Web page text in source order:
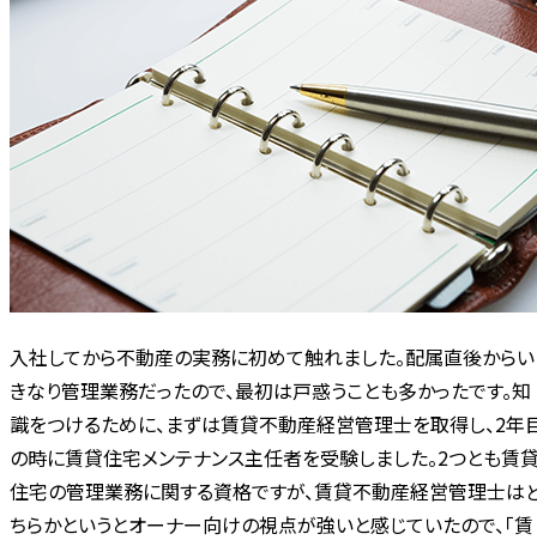
入社してから不動産の実務に初めて触れました。配属直後からい
きなり管理業務だったので、最初は戸惑うことも多かったです。知
識をつけるために、まずは賃貸不動産経営管理士を取得し、2年
の時に賃貸住宅メンテナンス主任者を受験しました。2つとも賃
住宅の管理業務に関する資格ですが、賃貸不動産経営管理士は
ちらかというとオーナー向けの視点が強いと感じていたので、「賃